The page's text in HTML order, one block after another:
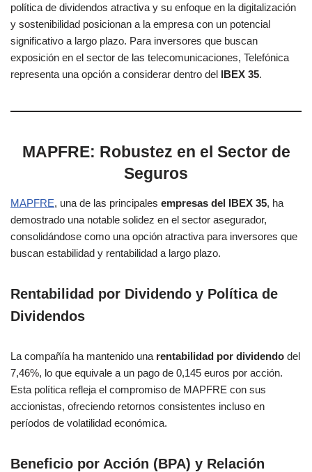
política de dividendos atractiva y su enfoque en la digitalización
y sostenibilidad posicionan a la empresa con un potencial
significativo a largo plazo. Para inversores que buscan
exposición en el sector de las telecomunicaciones, Telefónica
representa una opción a considerar dentro del IBEX 35.
MAPFRE: Robustez en el Sector de
Seguros
MAPFRE, una de las principales empresas del IBEX 35, ha
demostrado una notable solidez en el sector asegurador,
consolidándose como una opción atractiva para inversores que
buscan estabilidad y rentabilidad a largo plazo.
Rentabilidad por Dividendo y Política de
Dividendos
La compañía ha mantenido una rentabilidad por dividendo del
7,46%, lo que equivale a un pago de 0,145 euros por acción.
Esta política refleja el compromiso de MAPFRE con sus
accionistas, ofreciendo retornos consistentes incluso en
períodos de volatilidad económica.
Beneficio por Acción (BPA) y Relación